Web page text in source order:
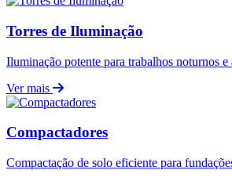
Torres de Iluminação
Iluminação potente para trabalhos noturnos e
Ver mais
Compactadores
Compactação de solo eficiente para